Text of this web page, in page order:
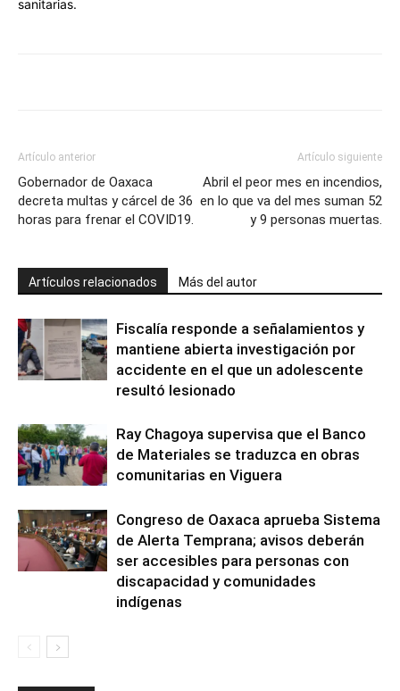
sanitarias.
Artículo anterior
Gobernador de Oaxaca
decreta multas y cárcel de 36
horas para frenar el COVID19.
Artículo siguiente
Abril el peor mes en incendios,
en lo que va del mes suman 52
y 9 personas muertas.
Artículos relacionados Más del autor
Fiscalía responde a señalamientos y
mantiene abierta investigación por
accidente en el que un adolescente
resultó lesionado
Ray Chagoya supervisa que el Banco
de Materiales se traduzca en obras
comunitarias en Viguera
Congreso de Oaxaca aprueba Sistema
de Alerta Temprana; avisos deberán
ser accesibles para personas con
discapacidad y comunidades
indígenas